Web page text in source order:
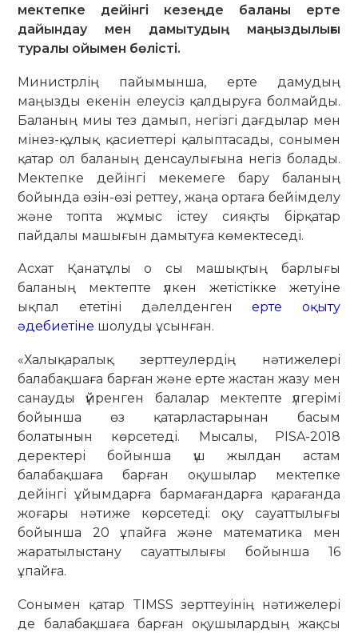
мектепке дейінгі кезеңде баланы ерте
дайындау мен дамытудың маңыздылығы
туралы ойымен бөлісті.
Министрлің пайымынша, ерте дамудың
маңызды екенін елеусіз қалдыруға болмайды.
Баланың миы тез дамып, негізгі дағдылар мен
мінез-құлық қасиеттері қалыптасады, сонымен
қатар ол баланың денсаулығына негіз болады.
Мектепке дейінгі мекемеге бару баланың
бойында өзін-өзі реттеу, жаңа ортаға бейімделу
және топта жұмыс істеу сияқты бірқатар
пайдалы машығын дамытуға көмектеседі.
Асхат Қанатұлы о сы машықтың барлығы
баланың мектепте үлкен жетістікке жетуіне
ықпал ететіні дәлелденгенерте оқыту
әдебиетіне шолуды ұсынған.
«Халықаралық зерттеулердің нәтижелері
балабақшаға барған және ерте жастан жазу мен
санауды үйренген балалар мектепте үлгерімі
бойынша өз қатарластарынан басым
болатынын көрсетеді. Мысалы, PISA-2018
деректері бойынша үш жылдан астам
балабақшаға барған оқушылар мектепке
дейінгі ұйымдарға бармағандарға қарағанда
жоғары нәтиже көрсетеді: оқу сауаттылығы
бойынша 20 ұпайға және математика мен
жаратылыстану сауаттылығы бойынша 16
ұпайға.
Сонымен қатар TIMSS зерттеуінің нәтижелері
де балабақшаға барған оқушылардың жақсы